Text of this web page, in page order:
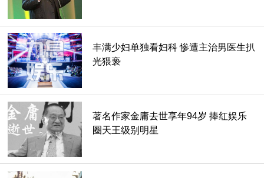
的情节，另一方面也会被情节束缚，金庸构造一个完整的体
系，就是所谓的“戴着镣铐跳舞”。架构分明，舞姿动人。
丰满少妇单独看妇科 惨遭主治男医生扒
光猥亵
著名作家金庸去世享年94岁 捧红娱乐
圈天王级别明星